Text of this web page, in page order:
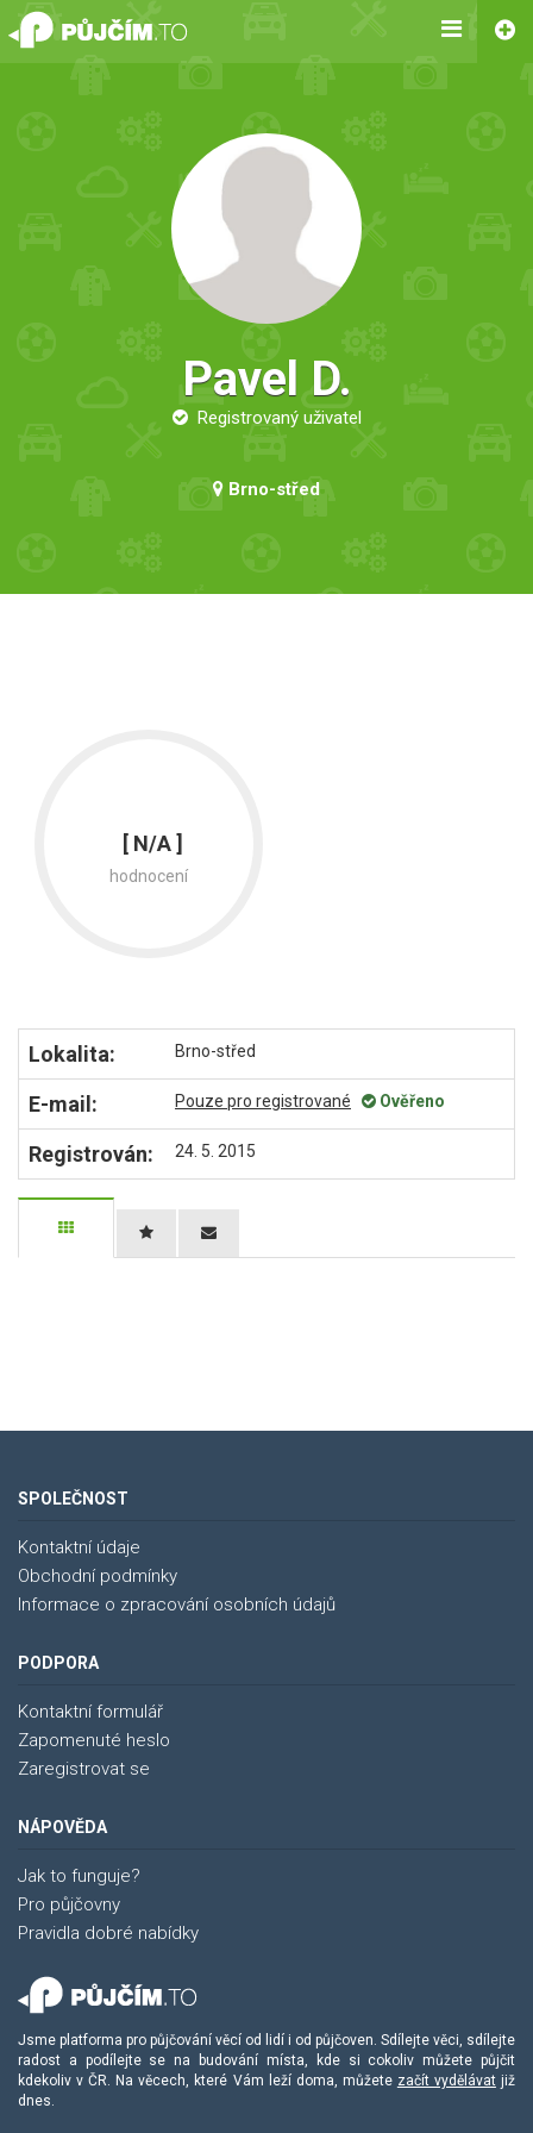
Pavel D.
Registrovaný uživatel
Brno-střed
[ N/A ]
hodnocení
Lokalita: Brno-střed
E-mail: Pouze pro registrované Ověřeno
Registrován: 24. 5. 2015
SPOLEČNOST
Kontaktní údaje
Obchodní podmínky
Informace o zpracování osobních údajů
PODPORA
Kontaktní formulář
Zapomenuté heslo
Zaregistrovat se
NÁPOVĚDA
Jak to funguje?
Pro půjčovny
Pravidla dobré nabídky
Jsme platforma pro půjčování věcí od lidí i od půjčoven. Sdílejte věci, sdílejte
radost a podílejte se na budování místa, kde si cokoliv můžete půjčit
kdekoliv v ČR. Na věcech, které Vám leží doma, můžete začít vydělávatjiž
dnes.